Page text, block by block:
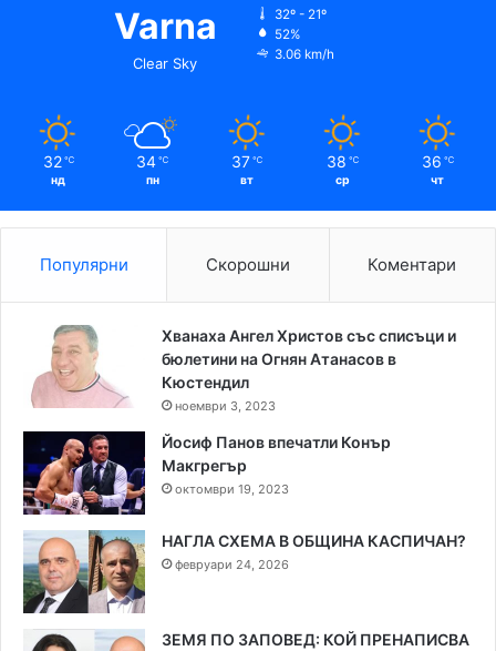
Varna
Clear Sky
32º - 21º
52%
3.06 km/h
32 ℃
нд
34 ℃
пн
37 ℃
вт
38 ℃
ср
36 ℃
чт
Популярни Скорошни Коментари
Хванаха Ангел Христов със списъци и
бюлетини на Огнян Атанасов в
Кюстендил
ноември 3, 2023
Йосиф Панов впечатли Конър
Макгрегър
октомври 19, 2023
НАГЛА СХЕМА В ОБЩИНА КАСПИЧАН?
февруари 24, 2026
ЗЕМЯ ПО ЗАПОВЕД: КОЙ ПРЕНАПИСВА